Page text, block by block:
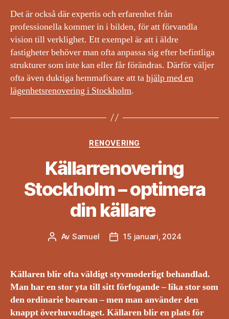
Det är också där expertis och erfarenhet från
professionella kommer in i bilden, för att förvandla
vision till verklighet. Ett exempel är att i äldre
fastigheter behöver man ofta anpassa sig efter befintliga
strukturer som inte kan eller får förändras. Därför väljer
ofta även duktiga hemmafixare att tahjälp med en
lägenhetsrenovering i Stockholm.
Kategorier
RENOVERING
Källarrenovering
Stockholm – optimera
din källare
Inläggsförfattare
Av Samuel Inläggsdatum
15 januari, 2024
Källaren blir ofta väldigt styvmoderligt behandlad.
Man har en stor yta till sitt förfogande – lika stor som
den ordinarie boarean – men man använder den
knappt överhuvudtaget. Källaren blir en plats för